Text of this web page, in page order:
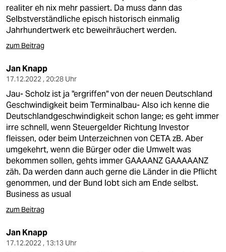
realiter eh nix mehr passiert. Da muss dann das
Selbstverständliche episch historisch einmalig
Jahrhundertwerk etc beweihräuchert werden.
zum Beitrag
Jan Knapp
17.12.2022 , 20:28 Uhr
Jau- Scholz ist ja "ergriffen" von der neuen Deutschland
Geschwindigkeit beim Terminalbau- Also ich kenne die
Deutschlandgeschwindigkeit schon lange; es geht immer
irre schnell, wenn Steuergelder Richtung Investor
fleissen, oder beim Unterzeichnen von CETA zB. Aber
umgekehrt, wenn die Bürger oder die Umwelt was
bekommen sollen, gehts immer GAAAANZ GAAAAANZ
zäh. Da werden dann auch gerne die Länder in die Pflicht
genommen, und der Bund lobt sich am Ende selbst.
Business as usual
zum Beitrag
Jan Knapp
17.12.2022 , 13:13 Uhr